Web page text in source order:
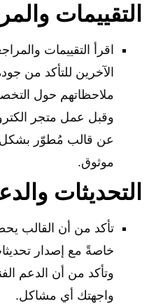
التقييمات
اقرأ التقييمات
الآخرين للتأكد من
ملاحظاتهم حول
وقبل عمل متجر
عن قالب مُطوّر بشكل
موثوق.
التحديثات
تأكد من أن القالب
خاصةً مع إصدار
وتأكد من أن الدعم
واجهتك أي مشاكل.